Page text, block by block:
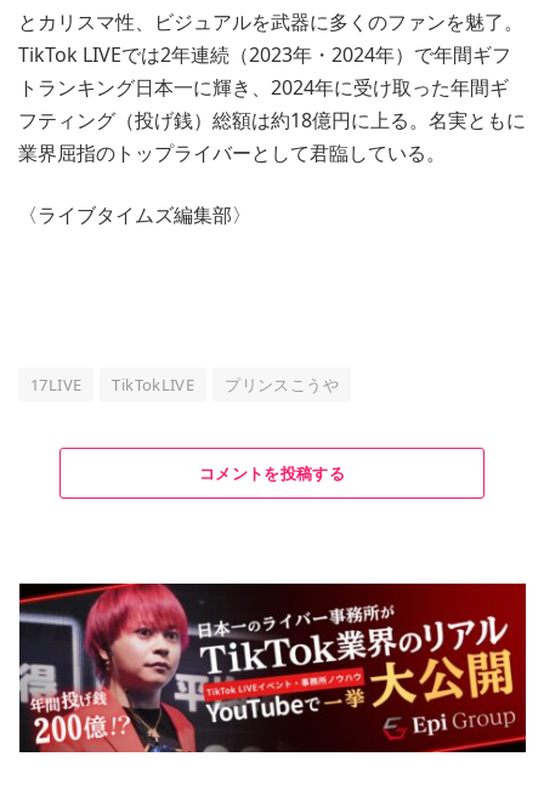
とカリスマ性、ビジュアルを武器に多くのファンを魅了。
TikTok LIVEでは2年連続（2023年・2024年）で年間ギフ
トランキング日本一に輝き、2024年に受け取った年間ギ
フティング（投げ銭）総額は約18億円に上る。名実ともに
業界屈指のトップライバーとして君臨している。
〈ライブタイムズ編集部〉
17LIVE TikTokLIVE プリンスこうや
コメントを投稿する